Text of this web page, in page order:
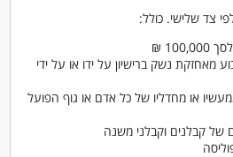
צד שלישי. כולל:
₪
מאחזקת נשק ברישיון על ידו או על ידי
או מחדליו של כל אדם או גוף הפועל
של קבלנים וקבלני משנה